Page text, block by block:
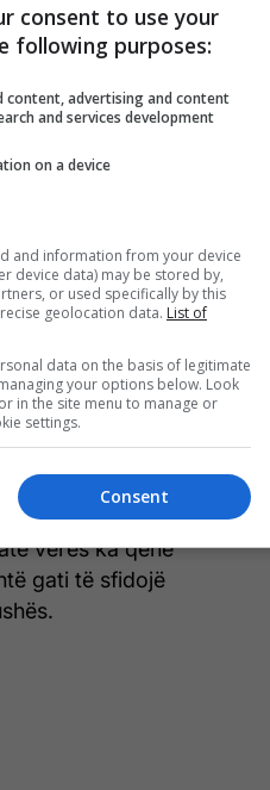
në ndeshjen e
u mposht nga
Bluve, Chelsea
Arsenalit
verës ka qenë
gati të sfidojë
consent to use your
following purposes:
content, advertising and content
and services development
on a device
and information from your device
device data) may be stored by,
or used specifically by this
geolocation data. List of
data on the basis of legitimate
your options below. Look
in the site menu to manage or
settings.
Consent